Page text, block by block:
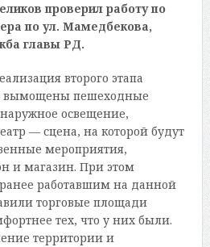
проверил работу по
по ул. Мамедбекова,
главы РД.
второго этапа
вымощены пешеходные
освещение,
— сцена, на которой будут
мероприятия,
и магазин. При этом
работавшим на данной
торговые площади
тех, что у них были.
территории и